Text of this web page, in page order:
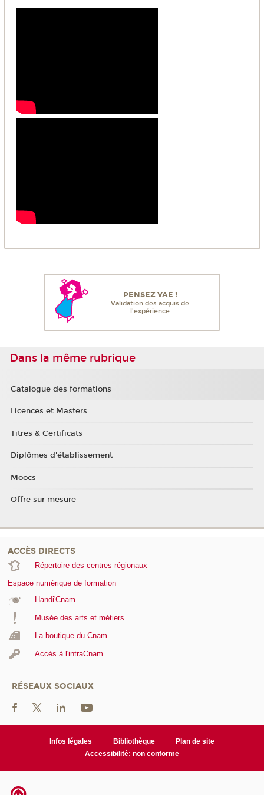
PENSEZ VAE !
Validation des acquis de
l'expérience
Dans la même rubrique
Catalogue des formations
Licences et Masters
Titres & Certificats
Diplômes d'établissement
Moocs
Offre sur mesure
ACCÈS DIRECTS
Répertoire des centres régionaux
Espace numérique de formation
Handi'Cnam
Musée des arts et métiers
La boutique du Cnam
Accès à l'intraCnam
RÉSEAUX SOCIAUX
Infos légales Bibliothèque
Plan de site
Accessibilité: non conforme